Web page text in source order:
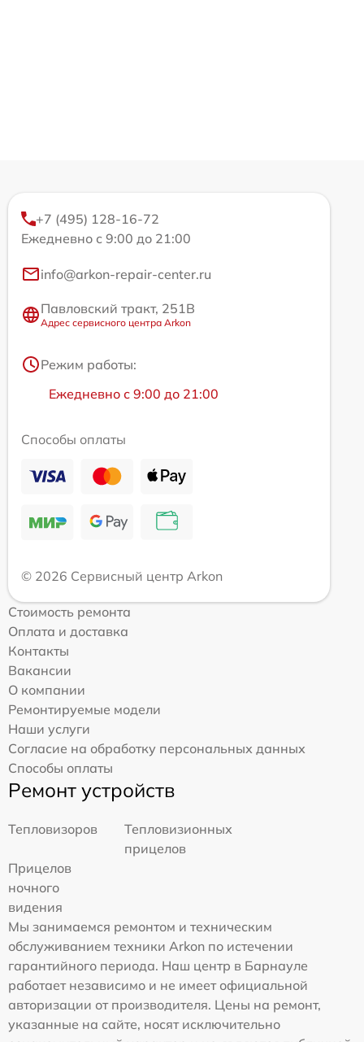
+7 (495) 128-16-72
Ежедневно с 9:00 до 21:00
info@arkon-repair-center.ru
Павловский тракт, 251В
Адрес сервисного центра Arkon
Режим работы:
Ежедневно с 9:00 до 21:00
Способы оплаты
© 2026 Сервисный центр Arkon
Стоимость ремонта
Оплата и доставка
Контакты
Вакансии
О компании
Ремонтируемые модели
Наши услуги
Согласие на обработку персональных данных
Способы оплаты
Ремонт устройств
Тепловизоров
Тепловизионных
прицелов
Прицелов
ночного
видения
Мы занимаемся ремонтом и техническим
обслуживанием техники Arkon по истечении
гарантийного периода. Наш центр в Барнауле
работает независимо и не имеет официальной
авторизации от производителя. Цены на ремонт,
указанные на сайте, носят исключительно